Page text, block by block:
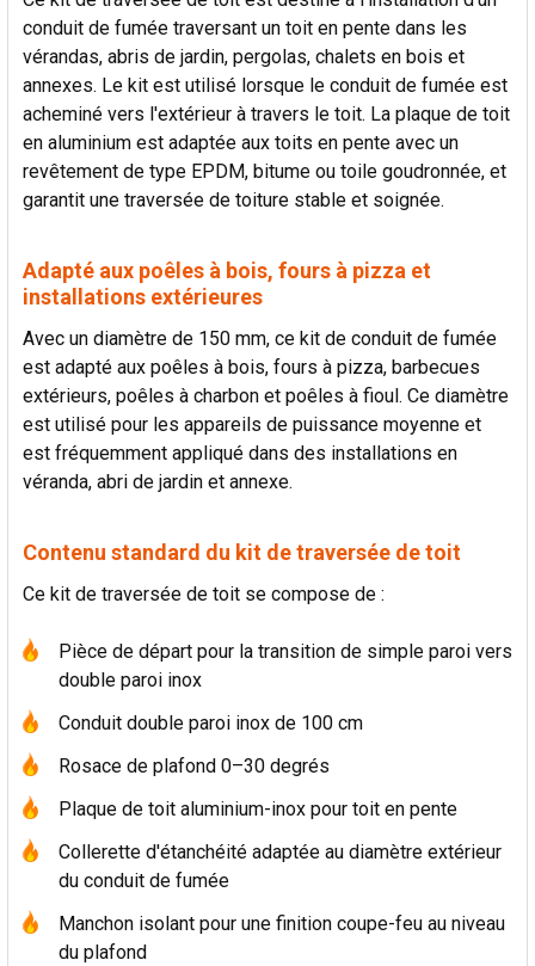
conduit de fumée traversant un toit en pente dans les
vérandas, abris de jardin, pergolas, chalets en bois et
annexes. Le kit est utilisé lorsque le conduit de fumée est
acheminé vers l'extérieur à travers le toit. La plaque de toit
en aluminium est adaptée aux toits en pente avec un
revêtement de type EPDM, bitume ou toile goudronnée, et
garantit une traversée de toiture stable et soignée.
Adapté aux poêles à bois, fours à pizza et
installations extérieures
Avec un diamètre de 150 mm, ce kit de conduit de fumée
est adapté aux poêles à bois, fours à pizza, barbecues
extérieurs, poêles à charbon et poêles à fioul. Ce diamètre
est utilisé pour les appareils de puissance moyenne et
est fréquemment appliqué dans des installations en
véranda, abri de jardin et annexe.
Contenu standard du kit de traversée de toit
Ce kit de traversée de toit se compose de :
Pièce de départ pour la transition de simple paroi vers
double paroi inox
Conduit double paroi inox de 100 cm
Rosace de plafond 0–30 degrés
Plaque de toit aluminium-inox pour toit en pente
Collerette d'étanchéité adaptée au diamètre extérieur
du conduit de fumée
Manchon isolant pour une finition coupe-feu au niveau
du plafond